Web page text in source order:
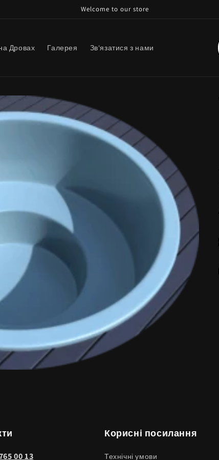
Welcome to our store
Дровах Галерея Зв'язатися з нами
Корисні посилання
Технічні умови
00 13